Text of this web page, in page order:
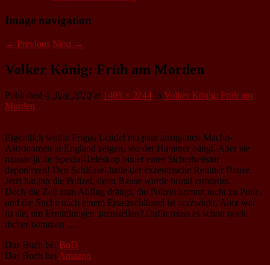
Image navigation
← Previous Next →
Volker König: Früh am Morden
Published 4. Juni 2020 at 1403 × 2244 in Volker König: Früh am
Morden
Eigentlich wollte Frigga Lendel ein paar arroganten Macho-
Astronomen in England zeigen, wo der Hammer hängt. Aber sie
musste ja ihr Spezial-Teleskop hinter einer Sicherheitstür
deponieren! Den Schlüssel hatte der exzentrische Rentner Bause.
Jetzt hat ihn die Polizei, denn Bause wurde brutal ermordet.
Doch die Zeit zum Abflug drängt, die Polizei kommt nicht zu Potte,
und die Suche nach einem Ersatzschlüssel ist verzwickt. Aber wer
ist sie, um Ermittlungen anzustellen? Dafür muss es schon noch
dicker kommen …
Das Buch bei BoD
Das Buch bei Amazon